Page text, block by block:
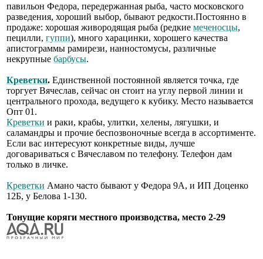
павильон Федора, передержанная рыба, часто московского
разведения, хороший выбор, бывают редкости.Постоянно в
продаже: хорошая живородящая рыба (редкие меченосцы,
пецилли, гуппи), много харацинки, хорошего качества
апистограммы рамирези, нанностомусы, различные
некрупные барбусы.
Креветки. Единственной постоянной является точка, где
торгует Вячеслав, сейчас он стоит на углу первой линии и
центрального прохода, ведущего к кубику. Место называется
Опт 01.
Креветки и раки, крабы, улитки, хелены, лягушки, и
саламандры и прочие беспозвоночные всегда в ассортименте.
Если вас интересуют конкретные виды, лучше
договариваться с Вячеславом по телефону. Телефон дам
только в личке.
Креветки Амано часто бывают у Федора 9А, и ИП Доценко
12Б, у Белова 1-130.
Тонущие коряги местного производства, место 2-29